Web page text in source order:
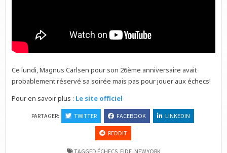
Ce lundi, Magnus Carlsen pour son 26ème anniversaire avait
probablement réservé sa soirée mais pas pour jouer aux échecs!
Pour en savoir plus : Le site officiel
PARTAGER: TWITTER FACEBOOK LINKEDIN
REDDIT
TAGGED ÉCHECS, FIDE, NEW YORK